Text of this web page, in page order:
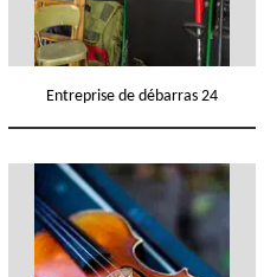
Entreprise de débarras 24